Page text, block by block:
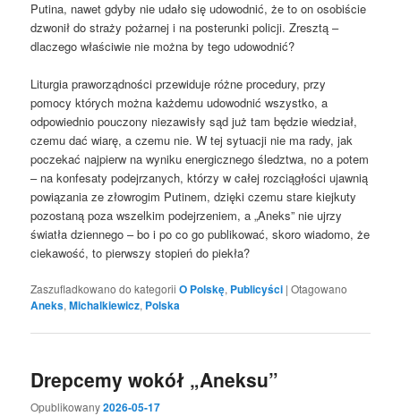
Putina, nawet gdyby nie udało się udowodnić, że to on osobiście
dzwonił do straży pożarnej i na posterunki policji. Zresztą –
dlaczego właściwie nie można by tego udowodnić?
Liturgia praworządności przewiduje różne procedury, przy
pomocy których można każdemu udowodnić wszystko, a
odpowiednio pouczony niezawisły sąd już tam będzie wiedział,
czemu dać wiarę, a czemu nie. W tej sytuacji nie ma rady, jak
poczekać najpierw na wyniku energicznego śledztwa, no a potem
– na konfesaty podejrzanych, którzy w całej rozciągłości ujawnią
powiązania ze złowrogim Putinem, dzięki czemu stare kiejkuty
pozostaną poza wszelkim podejrzeniem, a „Aneks” nie ujrzy
światła dziennego – bo i po co go publikować, skoro wiadomo, że
ciekawość, to pierwszy stopień do piekła?
Zaszufladkowano do kategorii O Polskę, Publicyści |Otagowano
Aneks,Michalkiewicz, Polska
Drepcemy wokół „Aneksu”
Opublikowany2026-05-17